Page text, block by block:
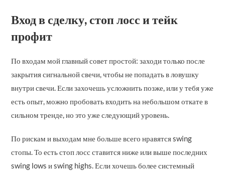
Вход в сделку, стоп лосс и тейк
профит
По входам мой главный совет простой: заходи только после
закрытия сигнальной свечи, чтобы не попадать в ловушку
внутри свечи. Если захочешь усложнить позже, или у тебя уже
есть опыт, можно пробовать входить на небольшом откате в
сильном тренде, но это уже следующий уровень.
По рискам и выходам мне больше всего нравятся swing
стопы. То есть стоп лосс ставится ниже или выше последних
swing lows и swing highs. Если хочешь более системный